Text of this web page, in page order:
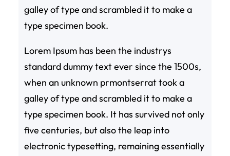
galley of type and scrambled it to make a
type specimen book.
Lorem Ipsum has been the industrys
standard dummy text ever since the 1500s,
when an unknown prmontserrat took a
galley of type and scrambled it to make a
type specimen book. It has survived not only
five centuries, but also the leap into
electronic typesetting, remaining essentially